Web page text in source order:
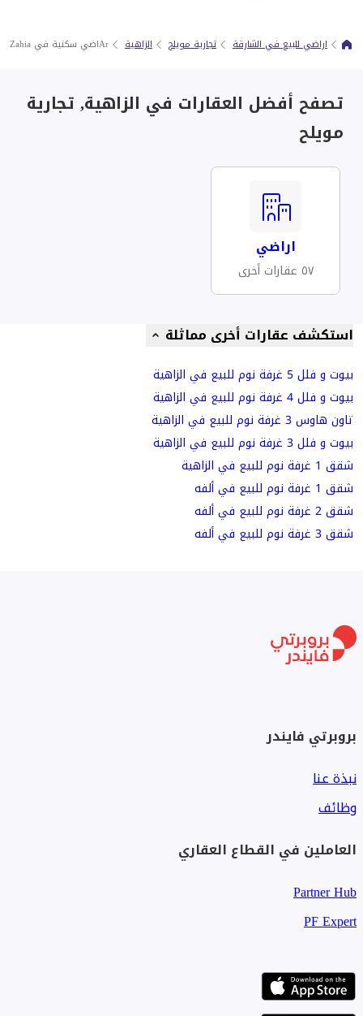
اراضي للبيع في الشارقة تجارية مويلح الزاهية Arاضي سكنية في Al Zahia مع مساحة واسعة
تصفح أفضل العقارات في الزاهية, تجارية
مويلح
اراضي
٥٧ عقارات أخرى
استكشف عقارات أخرى مماثلة
بيوت و فلل 5 غرفة نوم للبيع في الزاهية
بيوت و فلل 4 غرفة نوم للبيع في الزاهية
تاون هاوس 3 غرفة نوم للبيع في الزاهية
بيوت و فلل 3 غرفة نوم للبيع في الزاهية
شقق 1 غرفة نوم للبيع في الزاهية
شقق 1 غرفة نوم للبيع في ألفه
شقق 2 غرفة نوم للبيع في ألفه
شقق 3 غرفة نوم للبيع في ألفه
بروبرتي فايندر
نبذة عنا
وظائف
العاملين في القطاع العقاري
Partner Hub
PF Expert